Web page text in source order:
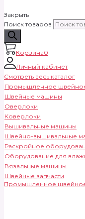
Закрыть
Поиск товаров
Корзина0
Личный кабинет
Смотреть весь каталог
Промышленное
Швейные машины
Оверлоки
Коверлоки
Вышивальные машины
Швейно-вышивальные
Раскройное
Оборудование для
Вязальные машины
Швейные запчасти
Промышленное